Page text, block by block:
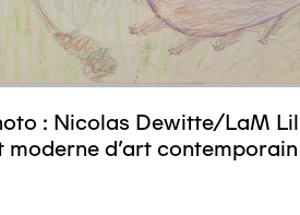
: Nicolas Dewitte/LaM
moderne d’art